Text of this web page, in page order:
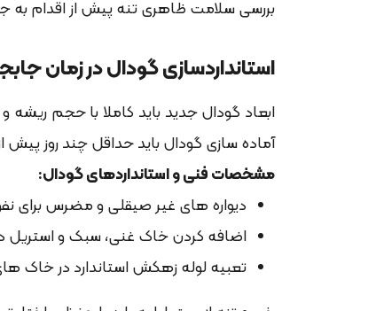
بررسی سلامت ظاهری تنه پیش از اقدام
استانداردسازی گودال در زمان
ابعاد گودال جدید باید کاملا با حجم
آماده سازی گودال باید حداقل چند روز
مشخصات فنی و استانداردهای گودال:
دیواره های غیر صیقلی و مضرس برای
اضافه کردن خاک غنی، سبک و استریل در کف
تعبیه لوله زهکش استاندارد در خاک